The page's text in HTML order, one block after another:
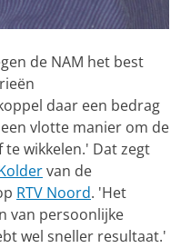
de NAM het best
daar een bedrag
vlotte manier om de
te wikkelen.' Dat zegt
van de
RTV Noord. 'Het
van persoonlijke
wel sneller resultaat.'